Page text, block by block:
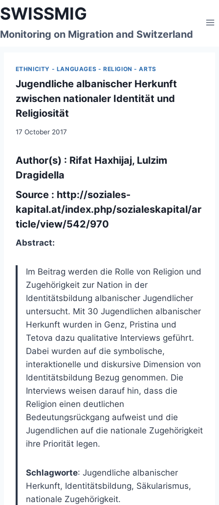
Skip
to
content
SWISSMIG
Monitoring on Migration and Switzerland
ETHNICITY - LANGUAGES - RELIGION - ARTS
Jugendliche albanischer Herkunft
zwischen nationaler Identität und
Religiosität
17 October 2017
Author(s) : Rifat Haxhijaj, Lulzim
Dragidella
Source : http://soziales-
kapital.at/index.php/sozialeskapital/ar
ticle/view/542/970
Abstract:
Im Beitrag werden die Rolle von Religion und
Zugehörigkeit zur Nation in der
Identitätsbildung albanischer Jugendlicher
untersucht. Mit 30 Jugendlichen albanischer
Herkunft wurden in Genz, Pristina und
Tetova dazu qualitative Interviews geführt.
Dabei wurden auf die symbolische,
interaktionelle und diskursive Dimension von
Identitätsbildung Bezug genommen. Die
Interviews weisen darauf hin, dass die
Religion einen deutlichen
Bedeutungsrückgang aufweist und die
Jugendlichen auf die nationale Zugehörigkeit
ihre Priorität legen.
Schlagworte: Jugendliche albanischer
Herkunft, Identitätsbildung, Säkularismus,
nationale Zugehörigkeit.